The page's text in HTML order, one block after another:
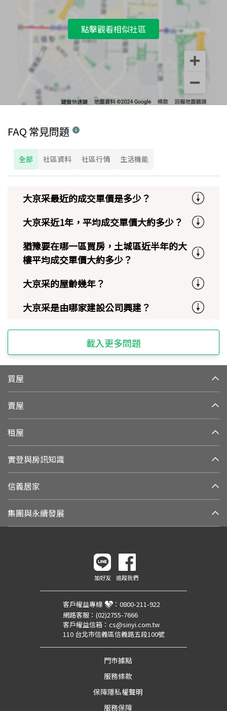
點擊觀看相似社區
FAQ 常見問題
全部 社區資料 社區行情 生活機能
大京采最近的成交單價是多少？
大京采近1年，平均成交單價大約多少？
猶豫要在哪一區買房，土城區近半年的大
樓平均成交單價大約多少？
大京采的屋齡幾年？
大京采是由哪家建設公司興建？
載入更多問題
買屋
賣屋
租屋
實登與房訊知識
信義居家
集團與永續發展
加好友 追蹤我們
客戶權益專線 ： 0800-211-922
網路客服： (02)2755-7666
客戶權益信箱： cs@sinyi.com.tw
110 台北市信義區信義路五段100號
門市據點
服務條款
保障隱私權聲明
服務保障